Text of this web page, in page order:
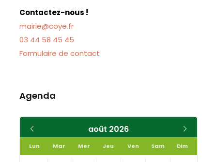
Contactez-nous !
mairie@coye.fr
03 44 58 45 45
Formulaire de contact
Agenda
août 2026
Lun Mar Mer Jeu Ven Sam Dim